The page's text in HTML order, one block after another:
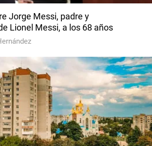
Jorge Messi, padre y
Lionel Messi, a los 68 años